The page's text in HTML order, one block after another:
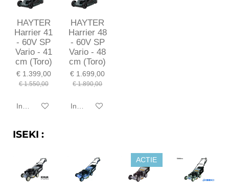
HAYTER
Harrier 41
- 60V SP
Vario - 41
cm (Toro)
€ 1.399,00
€ 1.550,00
In winkelwagen
HAYTER
Harrier 48
- 60V SP
Vario - 48
cm (Toro)
€ 1.699,00
€ 1.890,00
In winkelwagen
ISEKI :
ACTIE